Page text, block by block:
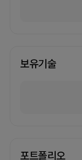
보유기술
포트폴리오